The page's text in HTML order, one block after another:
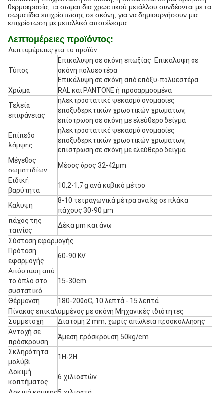
θερμοκρασία, τα σωματίδια χρωστικού μετάλλου συνδέονται με τα
σωματίδια επιχρίστωσης σε σκόνη, για να δημιουργήσουν μια
επιχρίστωση με μεταλλικό αποτέλεσμα.
Λεπτομέρειες προϊόντος:
Λεπτομέρειες για το προϊόν
Τύπος
Επικάλυψη σε σκόνη επωξίας· Επικάλυψη σε
σκόνη πολυεστέρα·
Επικάλυψη σε σκόνη από επόξυ-πολυεστέρα
Χρώμα
RAL και PANTONE ή προσαρμοσμένα
Τελεία
επιφάνειας
ηλεκτροστατικό ψεκασμό ονομασίες
εποξυδερκτικών χρωστικών χρωμάτων,
επίστρωση σε σκόνη με ελεύθερο δείγμα
Επίπεδο
λάμψης
ηλεκτροστατικό ψεκασμό ονομασίες
εποξυδερκτικών χρωστικών χρωμάτων,
επίστρωση σε σκόνη με ελεύθερο δείγμα
Μέγεθος
σωματιδίων
Μέσος όρος 32-42μm
Ειδική
βαρύτητα
10,2-1,7 g ανά κυβικό μέτρο
Καλυψη
8-10 τετραγωνικά μέτρα ανά kg σε πλάκα
πάχους 30-90 μm
πάχος της
ταινίας
Δέκα μm και άνω
Σύσταση εφαρμογής
Πρόταση
εφαρμογής
60-90 KV
Απόσταση από
το όπλο στο
συστατικό
15-30cm
Θέρμανση
180-200oC, 10 λεπτά - 15 λεπτά
Πίνακας επικαλυμμένος με σκόνη Μηχανικές ιδιότητες
Συμμετοχή
Διατομή 2 mm, χωρίς απώλεια προσκόλλησης
Αντοχή σε
πρόσκρουση
Άμεση πρόσκρουση 50kg/cm
Σκληρότητα
μολύβι
1H-2H
Δοκιμή
κοπτήματος
6 χιλιοστών